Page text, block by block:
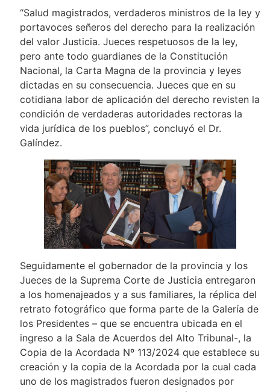
“Salud magistrados, verdaderos ministros de la ley y
portavoces señeros del derecho para la realización
del valor Justicia. Jueces respetuosos de la ley,
pero ante todo guardianes de la Constitución
Nacional, la Carta Magna de la provincia y leyes
dictadas en su consecuencia. Jueces que en su
cotidiana labor de aplicación del derecho revisten la
condición de verdaderas autoridades rectoras la
vida jurídica de los pueblos”, concluyó el Dr.
Galíndez.
Seguidamente el gobernador de la provincia y los
Jueces de la Suprema Corte de Justicia entregaron
a los homenajeados y a sus familiares, la réplica del
retrato fotográfico que forma parte de la Galería de
los Presidentes – que se encuentra ubicada en el
ingreso a la Sala de Acuerdos del Alto Tribunal-, la
Copia de la Acordada Nº 113/2024 que establece su
creación y la copia de la Acordada por la cual cada
uno de los magistrados fueron designados por